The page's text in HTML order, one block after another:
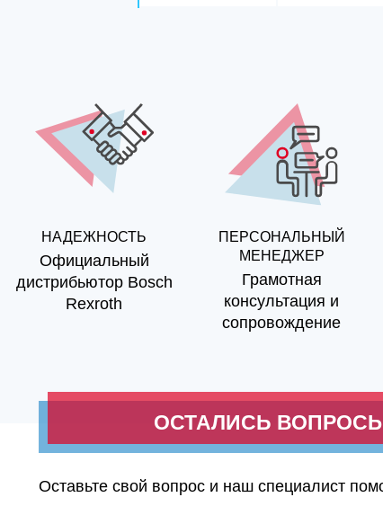
НАДЕЖНОСТЬ
Официальный
дистрибьютор Bosch
Rexroth
ПЕРСОНАЛЬНЫЙ
МЕНЕДЖЕР
Грамотная
консультация и
сопровождение
ОСТАЛИСЬ
Оставьте свой вопрос и наш специалист